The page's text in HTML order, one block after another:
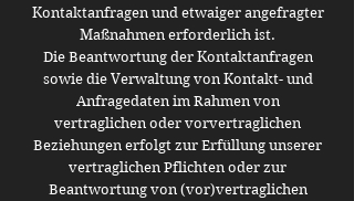
Kontaktanfragen und etwaiger angefragter
Maßnahmen erforderlich ist.
Die Beantwortung der Kontaktanfragen
sowie die Verwaltung von Kontakt- und
Anfragedaten im Rahmen von
vertraglichen oder vorvertraglichen
Beziehungen erfolgt zur Erfüllung unserer
vertraglichen Pflichten oder zur
Beantwortung von (vor)vertraglichen